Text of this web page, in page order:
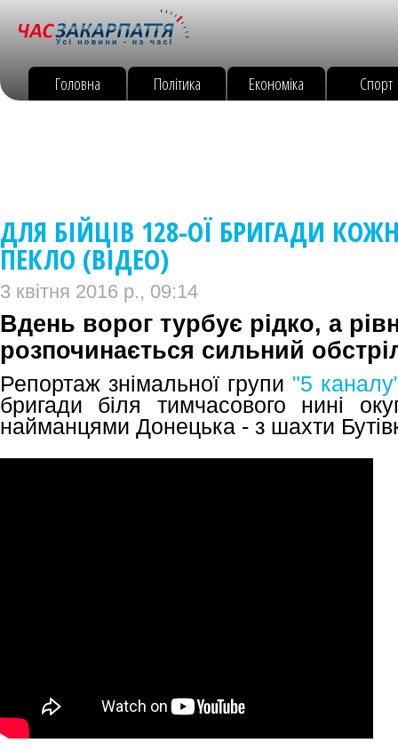
Головна Політика Економіка Спорт
ДЛЯ БІЙЦІВ 128-ОЇ БРИГАДИ
ПЕКЛО (ВІДЕО)
3 квітня 2016 р., 09:14
Вдень ворог турбує рідко, а
розпочинається сильний
Репортаж знімальної групи "5
бригади біля тимчасового нині
найманцями Донецька - з шахти